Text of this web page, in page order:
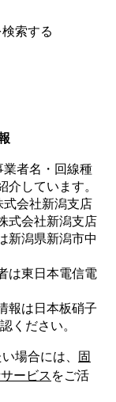
業者名・回線種
介しています。
式会社新潟支店
式会社新潟支店
新潟県新潟市中
は東日本電信電
報は 日本板硝子
ください。
場合には、
固
ービス をご活